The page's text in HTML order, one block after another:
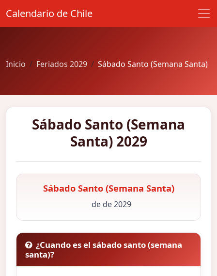
Calendario de Chile
Inicio Feriados 2029 Sábado Santo (Semana Santa)
Sábado Santo (Semana
Santa) 2029
Sábado Santo (Semana Santa)
de de 2029
¿Cuando es el sábado santo (semana
santa)?